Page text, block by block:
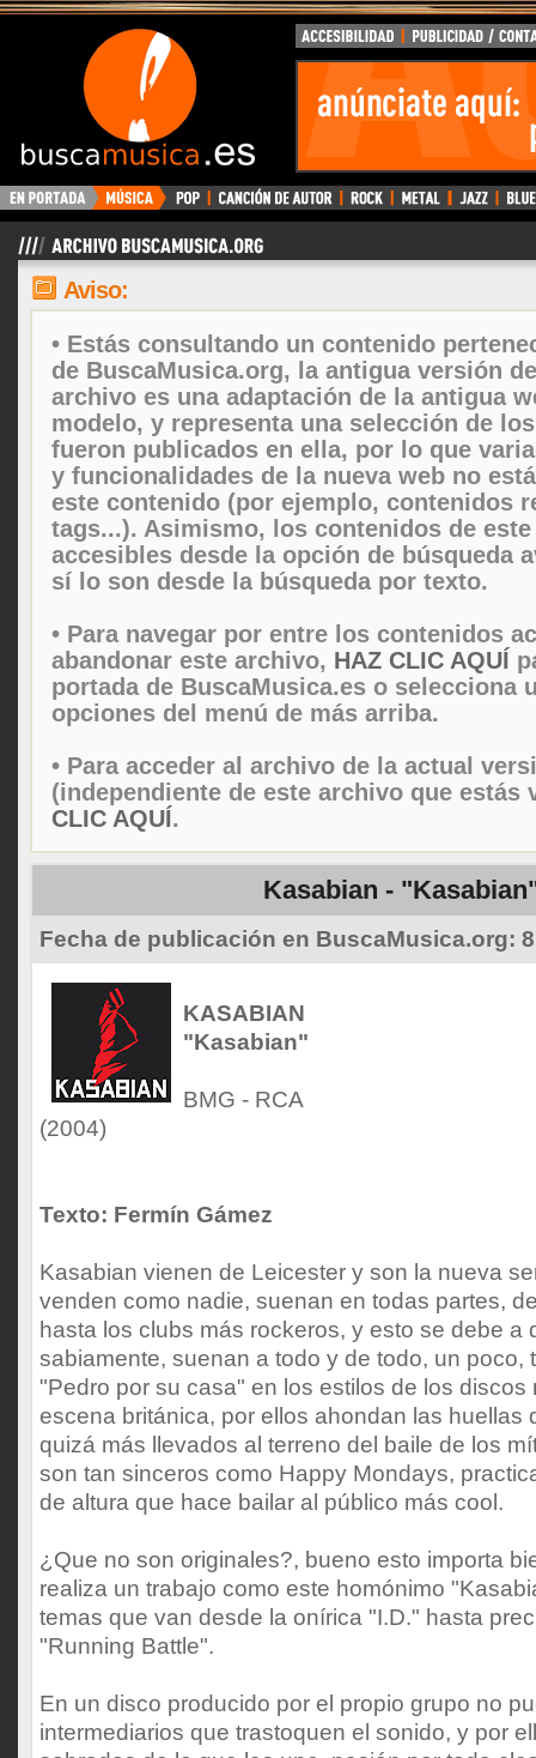
Aviso:
• Estás consultando un contenido
de BuscaMusica.org, la antigua versión
archivo es una adaptación de la antigua
modelo, y representa una selección de
fueron publicados en ella, por lo que
y funcionalidades de la nueva web no
este contenido (por ejemplo, contenidos
tags...). Asimismo, los contenidos de
accesibles desde la opción de búsqueda
sí lo son desde la búsqueda por texto.
• Para navegar por entre los contenidos
abandonar este archivo, HAZ CLIC AQUÍ
portada de BuscaMusica.es o selecciona
opciones del menú de más arriba.
• Para acceder al archivo de la actual
(independiente de este archivo que
CLIC AQUÍ.
Kasabian -
Fecha de publicación en BuscaMusica.org:
KASABIAN
"Kasabian"
BMG - RCA
(2004)
Texto: Fermín Gámez
Kasabian vienen de Leicester y son la nueva
venden como nadie, suenan en todas partes,
hasta los clubs más rockeros, y esto se debe a
sabiamente, suenan a todo y de todo, un poco,
"Pedro por su casa" en los estilos de los discos
escena británica, por ellos ahondan las huellas
quizá más llevados al terreno del baile de los
son tan sinceros como Happy Mondays,
de altura que hace bailar al público más cool.
¿Que no son originales?, bueno esto importa
realiza un trabajo como este homónimo
temas que van desde la onírica "I.D." hasta
"Running Battle".
En un disco producido por el propio grupo no
intermediarios que trastoquen el sonido, y por